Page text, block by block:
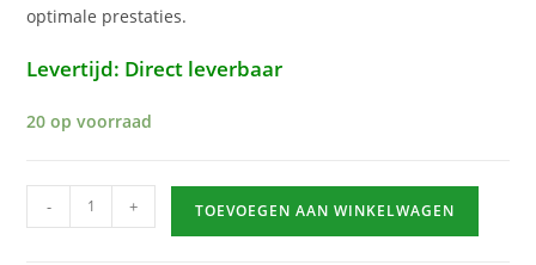
optimale prestaties.
Levertijd: Direct leverbaar
20 op voorraad
Lippoint
Premium
- + TOEVOEGEN AAN WINKELWAGEN